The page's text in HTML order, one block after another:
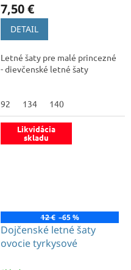
7,50 €
DETAIL
Letné šaty pre malé princezné
- dievčenské letné šaty
92 134 140
Likvidácia
skladu
12 € –65 %
Dojčenské letné šaty
ovocie tyrkysové